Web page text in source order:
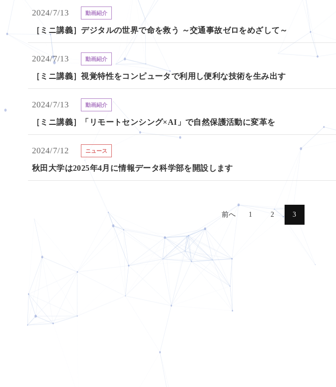
2024/7/13 動画紹介
［ミニ講義］デジタルの世界で命を救う ～交通事故ゼロをめざして～
2024/7/13 動画紹介
［ミニ講義］視覚特性をコンピュータで利用し便利な技術を生み出す
2024/7/13 動画紹介
［ミニ講義］「リモートセンシング×AI」で自然保護活動に変革を
2024/7/12 ニュース
秋田大学は2025年4月に情報データ科学部を開設します
前へ 1 2 3